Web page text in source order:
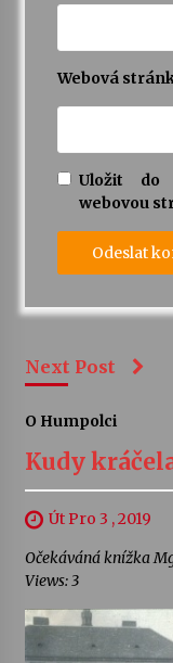
Webová
Uložit do
webovou
Next Post
O Humpolci
Kudy
Út Pro 3 , 2019
Očekáváná knížka
Views: 3